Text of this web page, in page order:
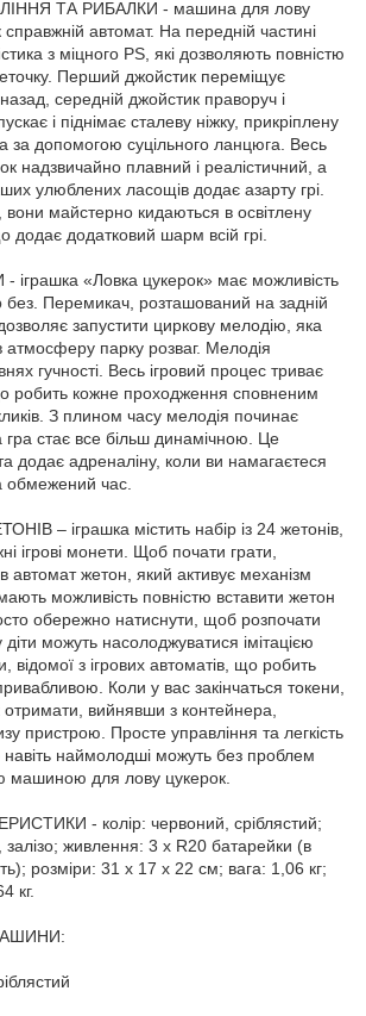
ТА РИБАЛКИ - машина для лову
автомат. На передній частині
з міцного PS, які дозволяють повністю
Перший джойстик переміщує
середній джойстик праворуч і
і піднімає сталеву ніжку, прикріплену
за допомогою суцільного ланцюга. Весь
надзвичайно плавний і реалістичний, а
улюблених ласощів додає азарту грі.
майстерно кидаються в освітлену
додає додатковий шарм всій грі.
«Ловка цукерок» має можливість
без. Перемикач, розташований на задній
запустити циркову мелодію, яка
атмосферу парку розваг. Мелодія
гучності. Весь ігровий процес триває
робить кожне проходження сповненим
З плином часу мелодія починає
стає все більш динамічною. Це
додає адреналіну, коли ви намагаєтеся
обмежений час.
– іграшка містить набір із 24 жетонів,
ігрові монети. Щоб почати грати,
автомат жетон, який активує механізм
можливість повністю вставити жетон
обережно натиснути, щоб розпочати
можуть насолоджуватися імітацією
відомої з ігрових автоматів, що робить
Коли у вас закінчаться токени,
отримати, вийнявши з контейнера,
пристрою. Просте управління та легкість
наймолодші можуть без проблем
машиною для лову цукерок.
- колір: червоний, сріблястий;
залізо; живлення: 3 х R20 батарейки (в
розміри: 31 х 17 х 22 см; вага: 1,06 кг;
кг.